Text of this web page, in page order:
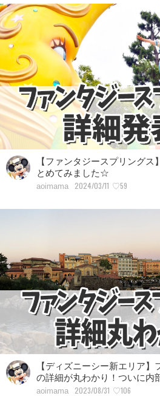
【ファンタジースプリング
とめてみました☆
aoimama 2024/03/11 ♡59
【ディズニーシー新エリア
の詳細が丸わかり！ついに内
aoimama 2023/08/31 ♡106